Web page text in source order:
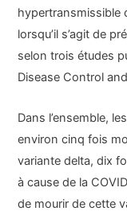
hypertransmissible
lorsqu’il s’agit de
selon trois études
Disease Control
Dans l’ensemble,
environ cinq fois
variante delta, dix
à cause de la
de mourir de cette